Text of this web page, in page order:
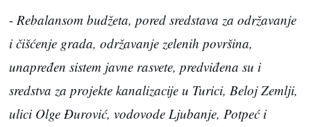
- Rebalansom budžeta, pored sredstava za održavanje
i čišćenje grada, održavanje zelenih površina,
unapređen sistem javne rasvete, predviđena su i
sredstva za projekte kanalizacije u Turici, Beloj Zemlji,
ulici Olge Đurović, vodovode Ljubanje, Potpeć i